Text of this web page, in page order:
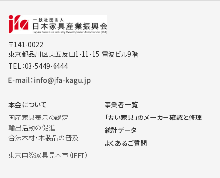
〒141-0022
東京都品川区東五反田1-11-15 電波ビル9階
TEL：03-5449-6444
本会について
国産家具表示の認定
輸出活動の促進
合法木材・木製品の普及
東京国際家具見本市（IFFT）
事業者一覧
「古い家具」のメーカー確認と修理
統計データ
よくあるご質問